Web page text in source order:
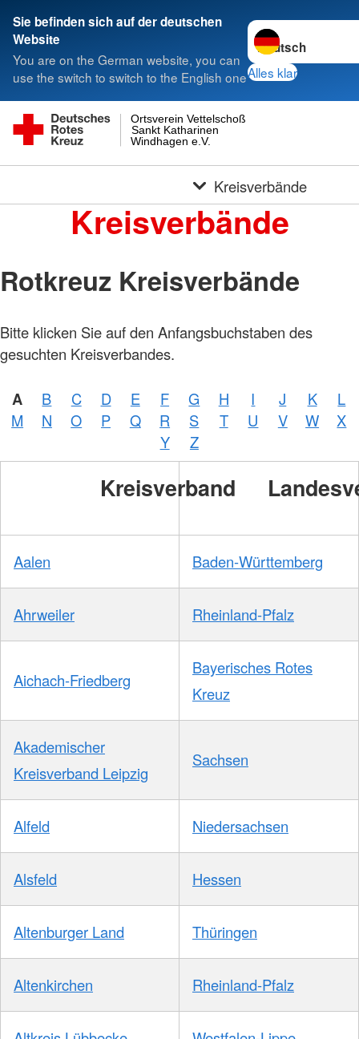
Sie befinden sich auf der deutschen
Website
You are on the German website, you can
use the switch to switch to the English one
Sprache wechseln
Alles klar
Windhagen e.V.
Sankt Katharinen
Ortsverein Vettelschoß
Kreisverbände
Kreisverbände
Rotkreuz Kreisverbände
Bitte klicken Sie auf den Anfangsbuchstaben des
gesuchten Kreisverbandes.
A B C D E F G H I J K
L
M
N O P Q R S T U V W
X
Y
Z
Kreisverband
Aalen Baden-Württemberg
Ahrweiler Rheinland-Pfalz
Aichach-Friedberg
Bayerisches Rotes
Kreuz
Akademischer
Kreisverband Leipzig
Sachsen
Alfeld Niedersachsen
Alsfeld Hessen
Altenburger Land Thüringen
Altenkirchen Rheinland-Pfalz